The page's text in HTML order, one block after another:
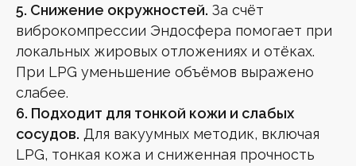
5. Снижение окружностей. За счёт
виброкомпрессии Эндосфера помогает при
локальных жировых отложениях и отёках.
При LPG уменьшение объёмов выражено
слабее.
6. Подходит для тонкой кожи и слабых
сосудов. Для вакуумных методик, включая
LPG, тонкая кожа и сниженная прочность